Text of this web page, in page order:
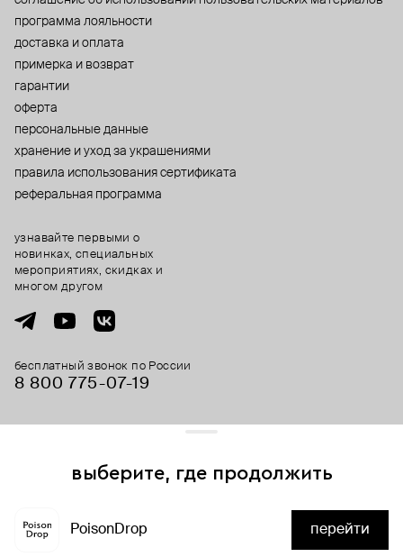
программа лояльности
доставка и оплата
примерка и возврат
гарантии
оферта
персональные данные
хранение и уход за украшениями
правила использования сертификата
реферальная программа
бесплатный звонок по России
8 800 775⁠-07⁠-19
узнавайте первыми о
новинках, специальных
мероприятиях, скидках и
многом другом
выберите, где продолжить
PoisonDrop перейти
и сервисы аналитики. Продолжая его использование,
вы соглашаетесь с нашим